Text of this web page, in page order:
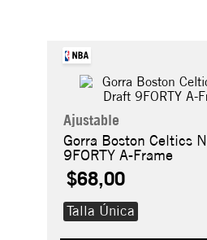
Ajustable
Gorra Boston Celtics
9FORTY A-Frame
$68,00
Talla Única